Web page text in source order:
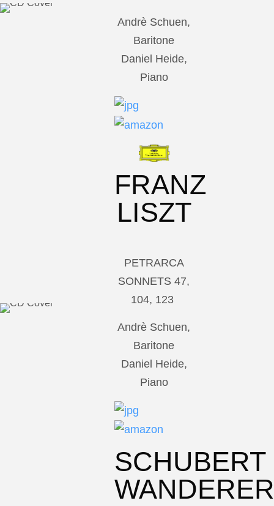
Andrè Schuen,
Baritone
Daniel Heide,
Piano
FRANZ
LISZT
PETRARCA
SONNETS 47,
104, 123
Andrè Schuen,
Baritone
Daniel Heide,
Piano
SCHUBERT
WANDERER